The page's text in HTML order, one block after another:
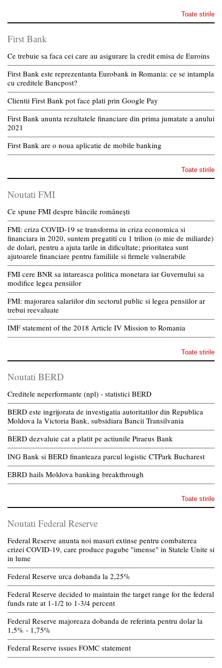
Toate stirile
First Bank
Ce trebuie sa faca cei care au asigurare la credit emisa de Euroins
First Bank este reprezentanta Eurobank in Romania: ce se intampla
cu creditele Bancpost?
Clientii First Bank pot face plati prin Google Pay
First Bank anunta rezultatele financiare din prima jumatate a anului
2021
First Bank are o noua aplicatie de mobile banking
Toate stirile
Noutati FMI
Ce spune FMI despre băncile românești
FMI: criza COVID-19 se transforma in criza economica si
financiara in 2020, suntem pregatiti cu 1 trilion (o mie de miliarde)
de dolari, pentru a ajuta tarile in dificultate; prioritatea sunt
ajutoarele financiare pentru familiile si firmele vulnerabile
FMI cere BNR sa intareasca politica monetara iar Guvernului sa
modifice legea pensiilor
FMI: majorarea salariilor din sectorul public si legea pensiilor ar
trebui reevaluate
IMF statement of the 2018 Article IV Mission to Romania
Toate stirile
Noutati BERD
Creditele neperformante (npl) - statistici BERD
BERD este ingrijorata de investigatia autoritatilor din Republica
Moldova la Victoria Bank, subsidiara Bancii Transilvania
BERD dezvaluie cat a platit pe actiunile Piraeus Bank
ING Bank si BERD finanteaza parcul logistic CTPark Bucharest
EBRD hails Moldova banking breakthrough
Toate stirile
Noutati Federal Reserve
Federal Reserve anunta noi masuri extinse pentru combaterea
crizei COVID-19, care produce pagube "imense" in Statele Unite si
in lume
Federal Reserve urca dobanda la 2,25%
Federal Reserve decided to maintain the target range for the federal
funds rate at 1-1/2 to 1-3/4 percent
Federal Reserve majoreaza dobanda de referinta pentru dolar la
1,5% - 1,75%
Federal Reserve issues FOMC statement